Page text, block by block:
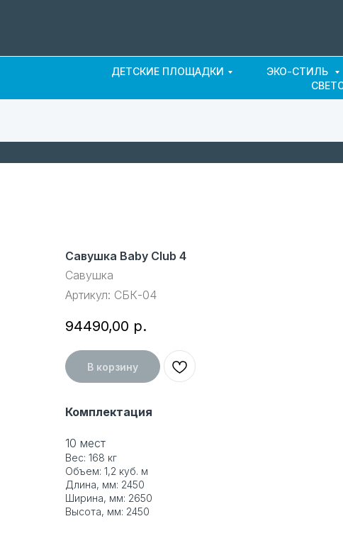
ДЕТСКИЕ ПЛОЩАДКИ ЭКО-СТИЛЬ
Савушка Baby Club 4
Савушка
Артикул: СБК-04
94490,00 р.
В корзину
Комплектация
10 мест
Вес: 168 кг
Объем: 1,2 куб. м
Длина, мм: 2450
Ширина, мм: 2650
Высота, мм: 2450